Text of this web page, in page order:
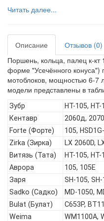
Читать далее...
Описание Отзывов (0)
Поршень, кольца, палец к-
форме "Усечённого конуса")
мотоблоков, мощностью 6-7
модели представлены в
Зубр
HT-105,
Кентавр
2060д,
Forte (Форте)
105,
Zirka (Зирка)
LX 2060D,
Витязь (Тата)
HT-105, HT-
Аврора
105, 105Е
Заря
SH-105, SH-
Sadko (Садко)
MD-1050,
Bulat (Булат)
C653P,
Weima
WM1100A,